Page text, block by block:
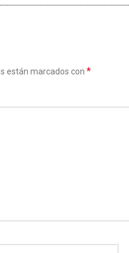
están marcados con *